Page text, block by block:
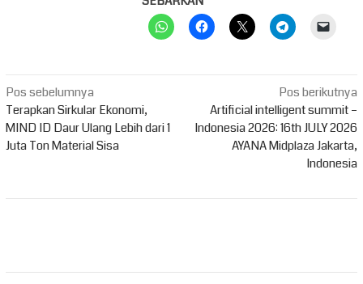
Navigasi
pos
Pos sebelumnya
Terapkan Sirkular Ekonomi,
MIND ID Daur Ulang Lebih dari 1
Juta Ton Material Sisa
Pos berikutnya
Artificial intelligent summit –
Indonesia 2026: 16th JULY 2026
AYANA Midplaza Jakarta,
Indonesia